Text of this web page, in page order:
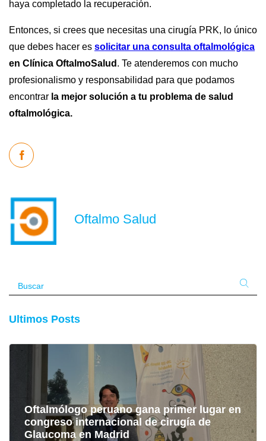
haya completado la recuperación.
Entonces, si crees que necesitas una cirugía PRK, lo único
que debes hacer es solicitar una consulta oftalmológica
en Clínica OftalmoSalud . Te atenderemos con mucho
profesionalismo y responsabilidad para que podamos
encontrar la mejor solución a tu problema de salud
oftalmológica.
Oftalmo Salud
Ultimos Posts
Oftalmólogo peruano gana primer lugar en
congreso internacional de cirugía de
Glaucoma en Madrid